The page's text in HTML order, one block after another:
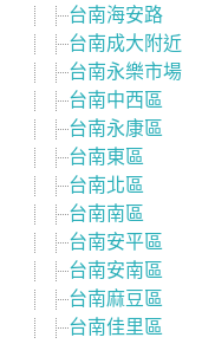
台南海安路
台南成大附近
台南永樂市場
台南中西區
台南永康區
台南東區
台南北區
台南南區
台南安平區
台南安南區
台南麻豆區
台南佳里區